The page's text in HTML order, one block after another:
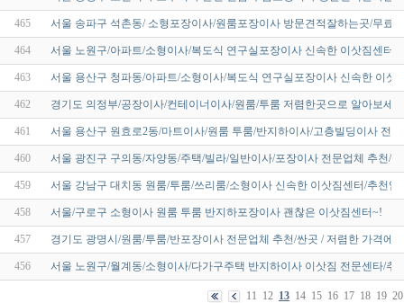
465 서울 송파구 석촌동/ 소형포장이사/원룸포장이사 방문견적잘하는곳/무료
464 서울 노원구/아파트/소형이사/복도식 연구실포장이사 신속한 이삿짐센터
463 서울 용산구 청파동/아파트/소형이사/복도식 연구실포장이사 신속한 이
462 경기도 의정부/공장이사/컨테이너이사/원룸/투룸 저렴한곳으로 알아보세
461 서울 용산구 원효로2동/마트이사/원룸 투룸/반지하이사/고층빌딩이사 전
460 서울 광진구 구의동/자양동/주택/빌라/일반이사/포장이사 전문업체 추천/
459 서울 강남구 대치동 원룸/투룸/쓰리룸/소형이사 신속한 이삿짐센터/추천
458 서울/구로구 소형이사 원룸 투룸 반지하포장이사 괜찮은 이삿짐센터~!
457 경기도 광명시/원룸/투룸/반포장이사 전문업체 추천/싼곳 / 저렴한 가격에
456 서울 노원구/월계동/소형이사/다가구주택 반지하이사 이삿짐 전문센타/추
11 12 13 14 15 16 17 18 19 20